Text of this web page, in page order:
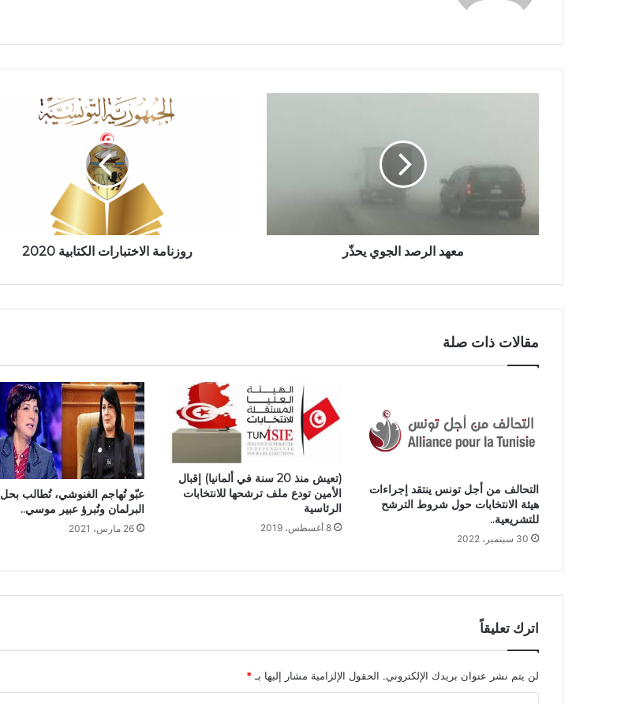
معهد الرصد الجوي يحذّر روزنامة الاختبارات الكتابية 2020
مقالات ذات صلة
التحالف من أجل تونس ينتقد إجراءات
هيئة الانتخابات حول شروط الترشح
للتشريعية..
30 سبتمبر، 2022
(تعيش منذ 20 سنة في ألمانيا) إقبال
الأمين تودع ملف ترشحها للانتخابات
الرئاسية
8 أغسطس، 2019
عبّو تُهاجم الغنوشي، تُطالب بحل
البرلمان وتُبرؤ عبير موسي..
26 مارس، 2021
اترك تعليقاً
لن يتم نشر عنوان بريدك الإلكتروني. الحقول الإلزامية مشار إليها بـ*